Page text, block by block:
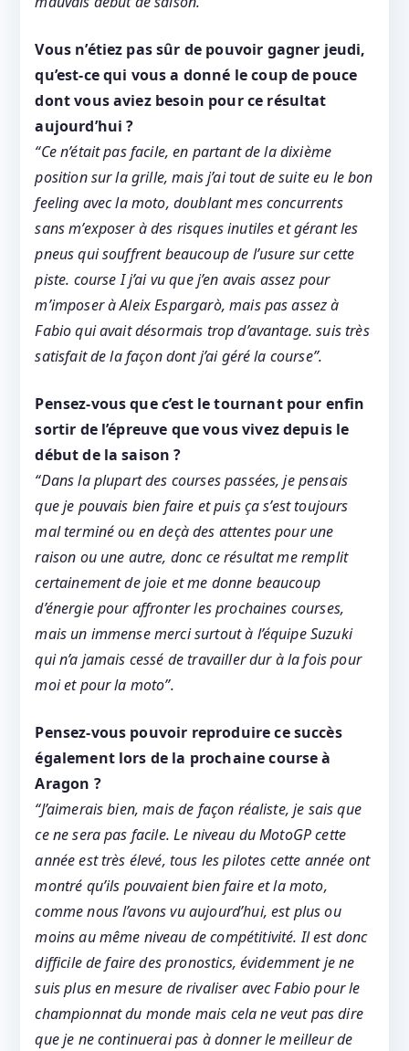
Vous n’étiez pas sûr de pouvoir gagner jeudi,
qu’est-ce qui vous a donné le coup de pouce
dont vous aviez besoin pour ce résultat
aujourd’hui ?
“Ce n’était pas facile, en partant de la dixième
position sur la grille, mais j’ai tout de suite eu le bon
feeling avec la moto, doublant mes concurrents
sans m’exposer à des risques inutiles et gérant les
pneus qui souffrent beaucoup de l’usure sur cette
piste. course I j’ai vu que j’en avais assez pour
m’imposer à Aleix Espargarò, mais pas assez à
Fabio qui avait désormais trop d’avantage. suis très
satisfait de la façon dont j’ai géré la course”.
Pensez-vous que c’est le tournant pour enfin
sortir de l’épreuve que vous vivez depuis le
début de la saison ?
“Dans la plupart des courses passées, je pensais
que je pouvais bien faire et puis ça s’est toujours
mal terminé ou en deçà des attentes pour une
raison ou une autre, donc ce résultat me remplit
certainement de joie et me donne beaucoup
d’énergie pour affronter les prochaines courses,
mais un immense merci surtout à l’équipe Suzuki
qui n’a jamais cessé de travailler dur à la fois pour
moi et pour la moto”.
Pensez-vous pouvoir reproduire ce succès
également lors de la prochaine course à
Aragon ?
“J’aimerais bien, mais de façon réaliste, je sais que
ce ne sera pas facile. Le niveau du MotoGP cette
année est très élevé, tous les pilotes cette année ont
montré qu’ils pouvaient bien faire et la moto,
comme nous l’avons vu aujourd’hui, est plus ou
moins au même niveau de compétitivité. Il est donc
difficile de faire des pronostics, évidemment je ne
suis plus en mesure de rivaliser avec Fabio pour le
championnat du monde mais cela ne veut pas dire
que je ne continuerai pas à donner le meilleur de